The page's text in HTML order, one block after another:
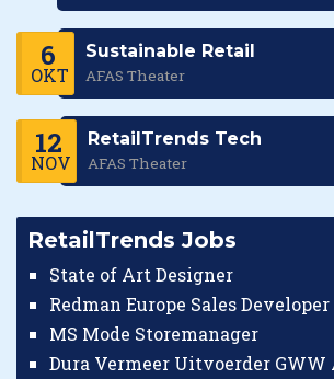
6
OKT
Sustainable Retail
AFAS Theater
12
NOV
RetailTrends Tech
AFAS Theater
RetailTrends Jobs
State of Art Designer
Redman Europe Sales Developer
MS Mode Storemanager
Dura Vermeer Uitvoerder GWW